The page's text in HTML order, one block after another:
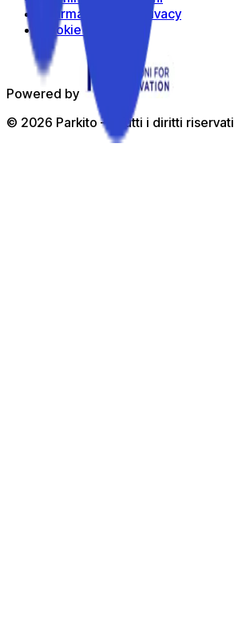
Informativa sulla privacy
Cookie Policy
Powered by
© 2026 Parkito — Tutti i diritti riservati